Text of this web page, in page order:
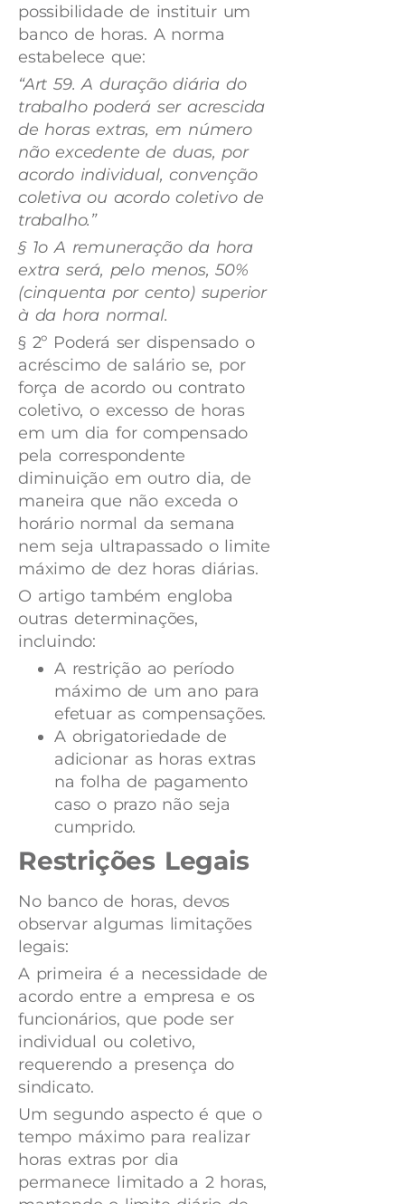
possibilidade de instituir um
banco de horas. A norma
estabelece que:
“Art 59. A duração diária do
trabalho poderá ser acrescida
de horas extras, em número
não excedente de duas, por
acordo individual, convenção
coletiva ou acordo coletivo de
trabalho.”
§ 1o A remuneração da hora
extra será, pelo menos, 50%
(cinquenta por cento) superior
à da hora normal.
§ 2º Poderá ser dispensado o
acréscimo de salário se, por
força de acordo ou contrato
coletivo, o excesso de horas
em um dia for compensado
pela correspondente
diminuição em outro dia, de
maneira que não exceda o
horário normal da semana
nem seja ultrapassado o limite
máximo de dez horas diárias.
O artigo também engloba
outras determinações,
incluindo:
A restrição ao período
máximo de um ano para
efetuar as compensações.
A obrigatoriedade de
adicionar as horas extras
na folha de pagamento
caso o prazo não seja
cumprido.
Restrições Legais
No banco de horas, devos
observar algumas limitações
legais:
A primeira é a necessidade de
acordo entre a empresa e os
funcionários, que pode ser
individual ou coletivo,
requerendo a presença do
sindicato.
Um segundo aspecto é que o
tempo máximo para realizar
horas extras por dia
permanece limitado a 2 horas,